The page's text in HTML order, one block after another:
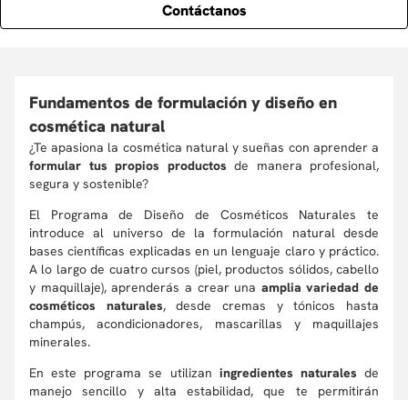
Contáctanos
Fundamentos de formulación y diseño en
cosmética natural
¿Te apasiona la cosmética natural y sueñas con aprender a
formular tus propios productos de manera profesional,
segura y sostenible?
El Programa de Diseño de Cosméticos Naturales te
introduce al universo de la formulación natural desde
bases científicas explicadas en un lenguaje claro y práctico.
A lo largo de cuatro cursos (piel, productos sólidos, cabello
y maquillaje), aprenderás a crear una amplia variedad de
cosméticos naturales, desde cremas y tónicos hasta
champús, acondicionadores, mascarillas y maquillajes
minerales.
En este programa se utilizan ingredientes naturales de
manejo sencillo y alta estabilidad, que te permitirán